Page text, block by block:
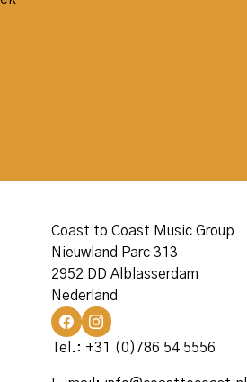
Coast to Coast Music Group
Nieuwland Parc 313
2952 DD Alblasserdam
Nederland
Tel.: +31 (0)786 54 5556